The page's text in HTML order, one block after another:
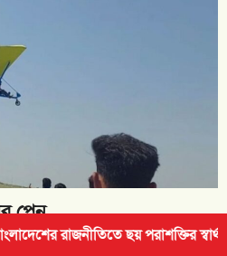
পরাশক্তির স্বার্থ: কে কী কারণে সতর্ক
প্লেন